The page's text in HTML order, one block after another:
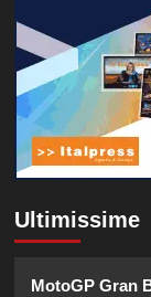
Ultimissime
MotoGP Gran